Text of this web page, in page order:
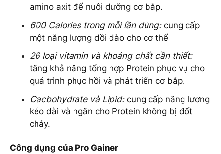
amino axit để nuôi dưỡng cơ bắp.
600 Calories trong mỗi lần dùng: cung cấp
một năng lượng dồi dào cho cơ thể
26 loại vitamin và khoáng chất cần thiết:
tăng khả năng tổng hợp Protein phục vụ cho
quá trình phục hồi và phát triển cơ bắp.
Cacbohydrate và Lipid:cung cấp năng lượng
kéo dài và ngăn cho Protein không bị đốt
cháy.
Công dụng của Pro Gainer